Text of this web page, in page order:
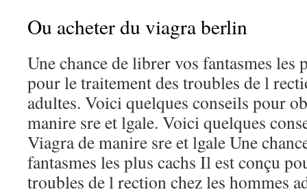
Ou acheter du viagra berlin
Une chance de librer vos fantasmes les
pour le traitement des troubles de l
adultes. Voici quelques conseils pour
manire sre et lgale. Voici quelques
Viagra de manire sre et lgale Une
fantasmes les plus cachs Il est conçu
troubles de l rection chez les hommes